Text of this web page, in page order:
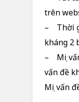
trên
– Thời
kháng 2
– Mọi
vấn đề
Mọi vấn